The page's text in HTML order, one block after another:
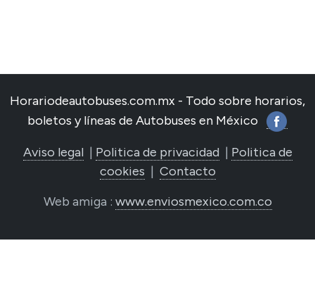
Horariodeautobuses.com.mx - Todo sobre horarios,
boletos y líneas de Autobuses en México
Aviso legal| Politica de privacidad | Politica de
cookies | Contacto
Web amiga : www.enviosmexico.com.co